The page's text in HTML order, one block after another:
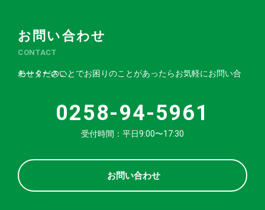
お問い合わせ
CONTACT
モーターのことでお困りのことがあったらお気軽にお問い合わせください。
0258-94-5961
受付時間：平日9:00〜17:30
お問い合わせ